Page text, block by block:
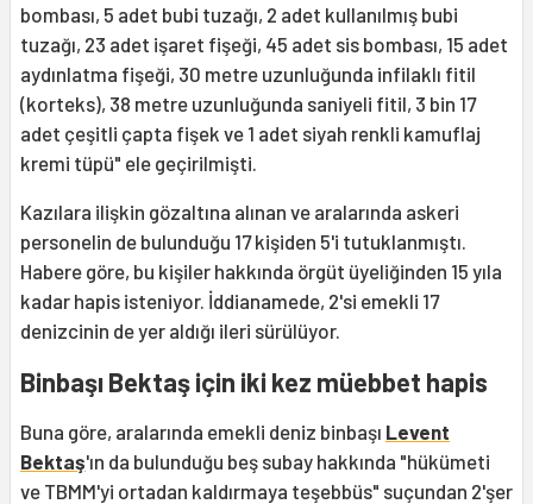
bombası, 5 adet bubi tuzağı, 2 adet kullanılmış bubi
tuzağı, 23 adet işaret fişeği, 45 adet sis bombası, 15 adet
aydınlatma fişeği, 30 metre uzunluğunda infilaklı fitil
(korteks), 38 metre uzunluğunda saniyeli fitil, 3 bin 17
adet çeşitli çapta fişek ve 1 adet siyah renkli kamuflaj
kremi tüpü" ele geçirilmişti.
Kazılara ilişkin gözaltına alınan ve aralarında askeri
personelin de bulunduğu 17 kişiden 5'i tutuklanmıştı.
Habere göre, bu kişiler hakkında örgüt üyeliğinden 15 yıla
kadar hapis isteniyor. İddianamede, 2'si emekli 17
denizcinin de yer aldığı ileri sürülüyor.
Binbaşı Bektaş için iki kez müebbet hapis
Buna göre, aralarında emekli deniz binbaşı Levent
Bektaş'ın da bulunduğu beş subay hakkında "hükümeti
ve TBMM'yi ortadan kaldırmaya teşebbüs" suçundan 2'şer